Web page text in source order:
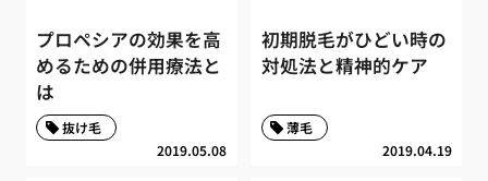
プロペシアの効果を高
めるための併用療法と
は
2019.05.08
抜け毛
初期脱毛がひどい時の
対処法と精神的ケア
2019.04.19
薄毛